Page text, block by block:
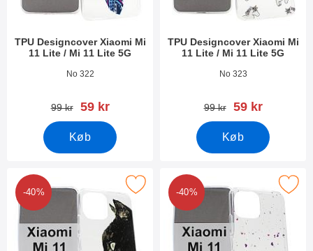
TPU Designcover Xiaomi Mi
11 Lite / Mi 11 Lite 5G
Varenr 40646No 322
pris
99 kr pris
59 kr
Køb
TPU Designcover Xiaomi Mi
11 Lite / Mi 11 Lite 5G
Varenr 40645No 323
pris
99 kr pris
59 kr
Køb
-40%
Designcover Xiaomi Mi 11 Lite / Mi 11 Lite 5G som favorit
-40%
Marker tPU Designcover Xiaomi Mi 11